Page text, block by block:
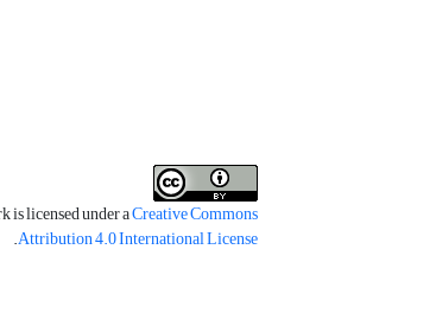
is licensed under aCreative Commons
Attribution 4.0 International License
.